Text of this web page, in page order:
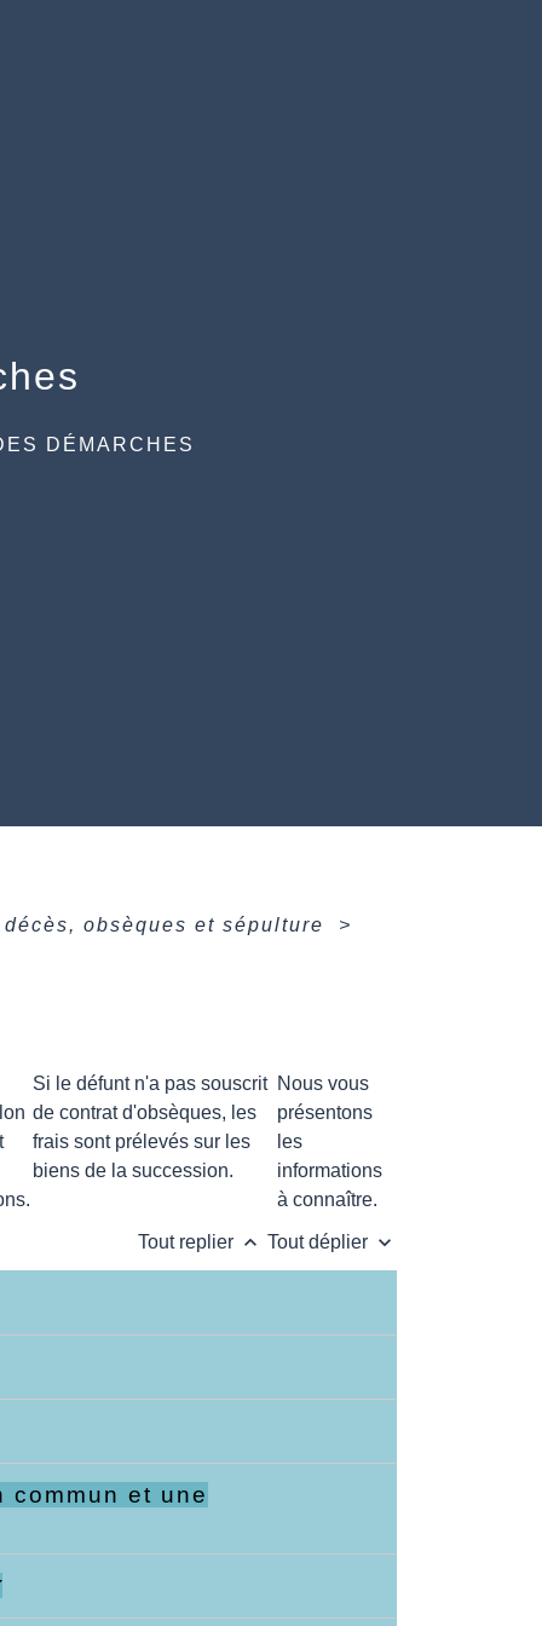
DÉMARCHES
obsèques et sépulture
>
Si le défunt n'a pas souscrit
de contrat d'obsèques, les
frais sont prélevés sur les
biens de la succession.
Nous vous
présentons
les
informations
à connaître.
Tout replier keyboard_arrow_up Tout déplier keyboard_arrow_down
et une